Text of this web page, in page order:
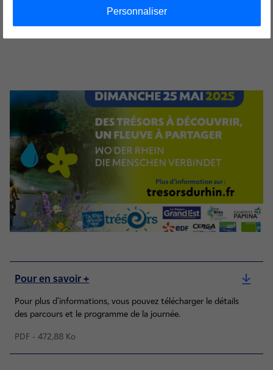
visite de la passe à poissons
Pour en savoir +
Pour plus d'informations, vous pouvez télécharger le détails
des parcours et le programme de la journée.
PDF - 472,88 Ko
Personnaliser